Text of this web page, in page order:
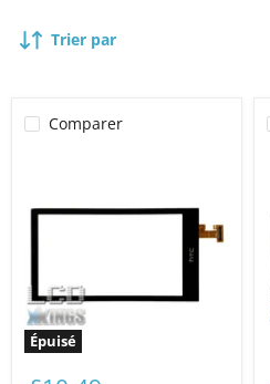
Trier par
Comparer
Épuisé